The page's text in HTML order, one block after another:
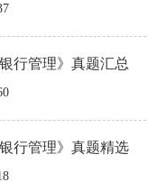
行管理》真题汇总
行管理》真题精选